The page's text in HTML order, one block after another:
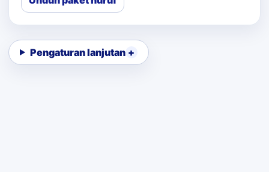
Pengaturan lanjutan